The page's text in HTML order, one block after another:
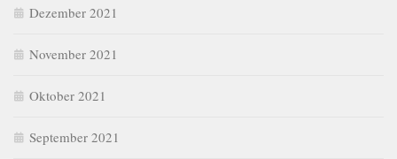
Dezember 2021
November 2021
Oktober 2021
September 2021